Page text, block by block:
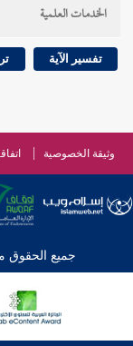
الخدمات العلمية
تفسير الآية
وثيقة الخصوصية
جميع الحقوق محفوظة © 2026 -